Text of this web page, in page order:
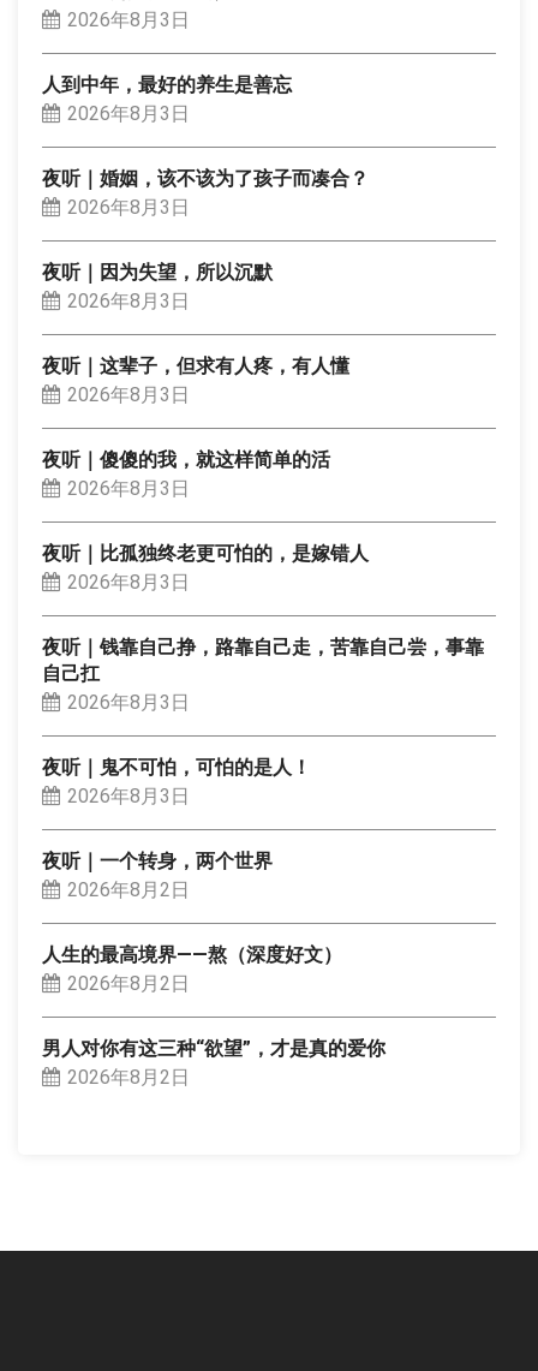
2026年8月3日
人到中年，最好的养生是善忘
2026年8月3日
夜听｜婚姻，该不该为了孩子而凑合？
2026年8月3日
夜听｜因为失望，所以沉默
2026年8月3日
夜听｜这辈子，但求有人疼，有人懂
2026年8月3日
夜听｜傻傻的我，就这样简单的活
2026年8月3日
夜听｜比孤独终老更可怕的，是嫁错人
2026年8月3日
夜听｜钱靠自己挣，路靠自己走，苦靠自己尝，事靠
自己扛
2026年8月3日
夜听｜鬼不可怕，可怕的是人！
2026年8月3日
夜听｜一个转身，两个世界
2026年8月2日
人生的最高境界——熬（深度好文）
2026年8月2日
男人对你有这三种“欲望”，才是真的爱你
2026年8月2日